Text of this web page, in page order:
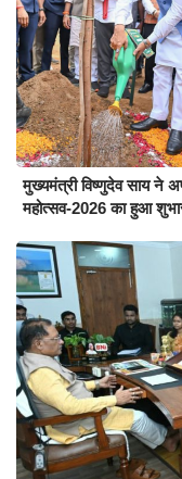
मुख्यमंत्री विष्णुदेव साय ने
महोत्सव-2026 का हुआ